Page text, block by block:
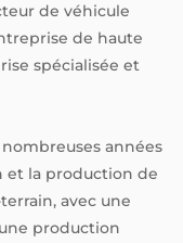
de véhicule
de haute
spécialisée et
années
et la production de
avec une
production